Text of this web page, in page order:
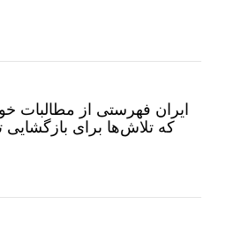
ایران فهرستی از مطالبات
که تلاش‌ها برای بازگشایی